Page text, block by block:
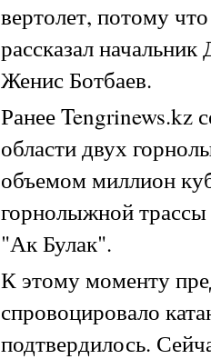
вертолет, потому
рассказал
Женис Ботбаев.
Ранее Tengrinews.kz
области двух
объемом миллион
горнолыжной
"Ак Булак".
К этому моменту
спровоцировало
подтвердилось.